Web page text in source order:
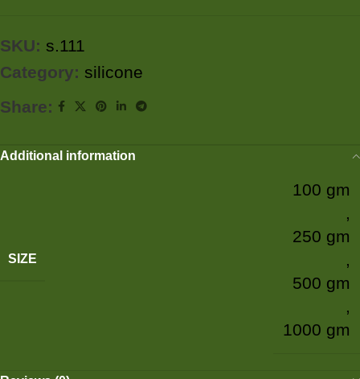
SKU: s.111
Category: silicone
Share:
Additional information
SIZE
100 gm
,
250 gm
,
500 gm
,
1000 gm